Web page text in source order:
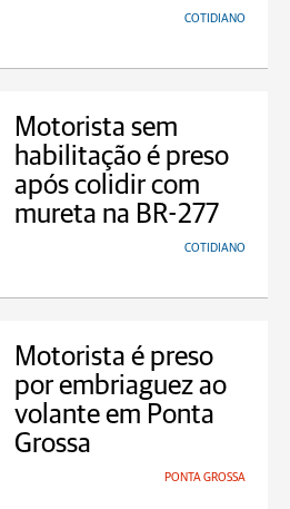
COTIDIANO
Motorista sem
habilitação é preso
após colidir com
mureta na BR-277
COTIDIANO
Motorista é preso
por embriaguez ao
volante em Ponta
Grossa
PONTA GROSSA